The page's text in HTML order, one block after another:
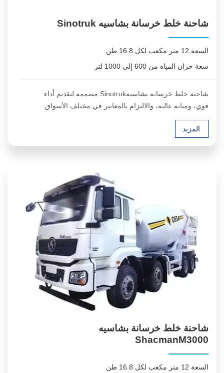
شاحنة خلط خرسانة بشاسيه Sinotruk
السعة 12 متر مكعب لكل 16.8 طن
سعة خزان المياه من 600 إلى 1000 لتر
شاحنة خلط خرسانة بشاسيهSinotruk مصممة لتقديم أداء
قوي، ومتانة عالية، والالتزام بالمعايير في مختلف الأسواق
مكعب، ما يتيح لها التكيف بسلاسة مع متطلبات محطات
المزيد
شاحنة خلط خرسانة بشاسيه
ShacmanM3000
السعة 12 متر مكعب لكل 16.8 طن